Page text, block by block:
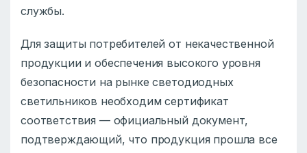
службы.
Для защиты потребителей от некачественной
продукции и обеспечения высокого уровня
безопасности на рынке светодиодных
светильников необходим сертификат
соответствия — официальный документ,
подтверждающий, что продукция прошла все